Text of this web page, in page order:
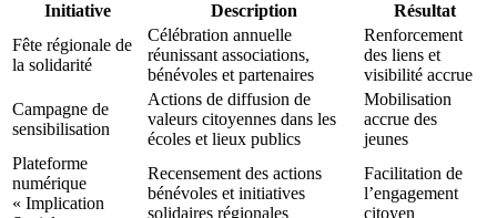
Initiative Description
Résultat
Fête régionale de
la solidarité
Célébration annuelle
réunissant associations,
bénévoles et partenaires
Renforcement
des liens et
visibilité accrue
Campagne de
sensibilisation
Actions de diffusion de
valeurs citoyennes dans les
écoles et lieux publics
Mobilisation
accrue des
jeunes
Plateforme
numérique
« Implication
Recensement des actions
bénévoles et initiatives
solidaires régionales
Facilitation de
l’engagement
citoyen